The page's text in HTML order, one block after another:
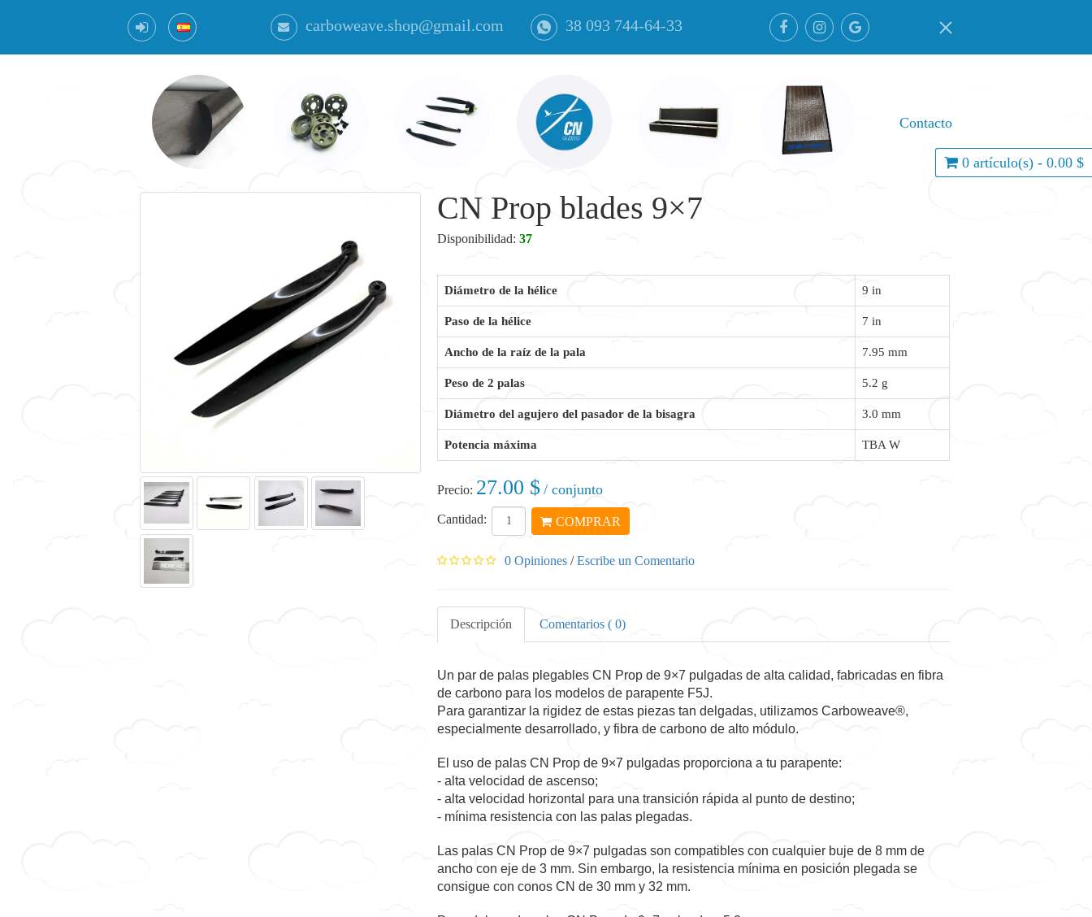
carboweave.shop@gmail.com 38 093 744-64-33
Contacto
0 artículo(s) - 0.00 $
CN Prop blades 9×7
Disponibilidad: 37
Diámetro de la hélice 9 in
Paso de la hélice 7 in
Ancho de la raíz de la pala 7.95 mm
Peso de 2 palas 5.2 g
Diámetro del agujero del pasador de la bisagra 3.0 mm
Potencia máxima TBA W
Precio: 27.00 $ / conjunto
Cantidad: COMPRAR
0 Opiniones /Escribe un Comentario
Descripción Comentarios ( 0)
Un par de palas plegables CN Prop de 9×7 pulgadas de alta calidad, fabricadas en fibra
de carbono para los modelos de parapente F5J.
Para garantizar la rigidez de estas piezas tan delgadas, utilizamos Carboweave®,
especialmente desarrollado, y fibra de carbono de alto módulo.
El uso de palas CN Prop de 9×7 pulgadas proporciona a tu parapente:
- alta velocidad de ascenso;
- alta velocidad horizontal para una transición rápida al punto de destino;
- mínima resistencia con las palas plegadas.
Las palas CN Prop de 9×7 pulgadas son compatibles con cualquier buje de 8 mm de
ancho con eje de 3 mm. Sin embargo, la resistencia mínima en posición plegada se
consigue con conos CN de 30 mm y 32 mm.